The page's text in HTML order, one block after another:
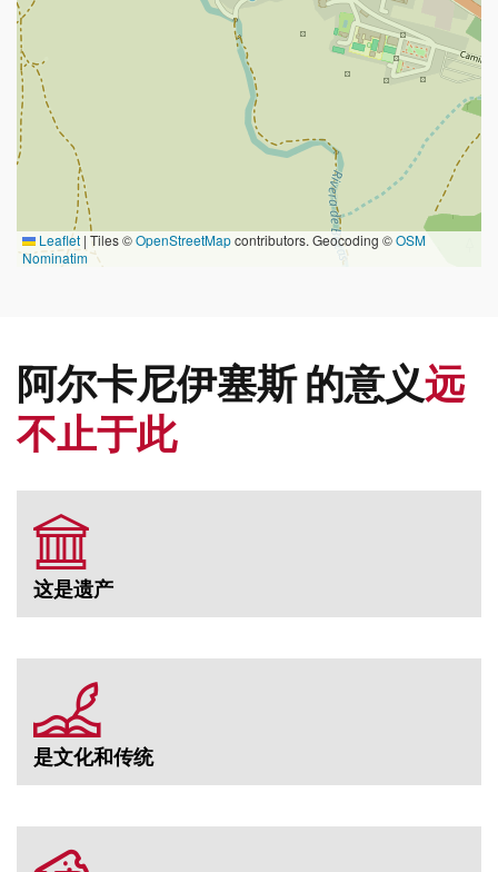
Leaflet | Tiles ©OpenStreetMapcontributors. Geocoding ©OSM
Nominatim
阿尔卡尼伊塞斯 的意义远
不止于此
这是遗产
是文化和传统